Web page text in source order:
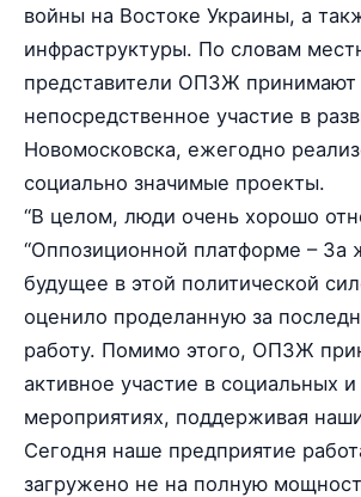
войны на Востоке Украины, а
инфраструктуры. По словам
представители ОПЗЖ принимают
непосредственное участие в
Новомосковска, ежегодно
социально значимые проекты.
“В целом, люди очень хорошо
“Оппозиционной платформе – За
будущее в этой политической
оценило проделанную за
работу. Помимо этого, ОПЗЖ
активное участие в социальных
мероприятиях, поддерживая
Сегодня наше предприятие
загружено не на полную